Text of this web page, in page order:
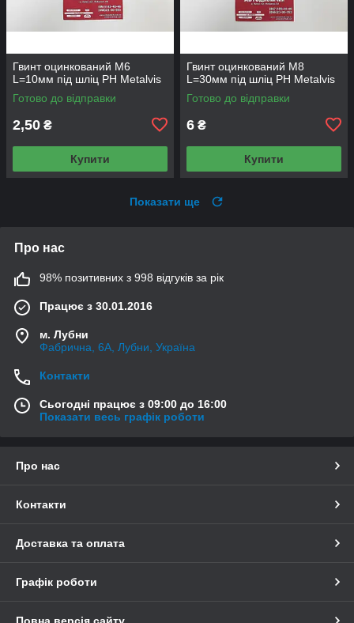
Гвинт оцинкований М6
L=10мм під шліц PH Metalvis
Готово до відправки
2,50 ₴
Купити
Гвинт оцинкований М8
L=30мм під шліц PH Metalvis
Готово до відправки
6 ₴
Купити
Показати ще
Про нас
98% позитивних з 998 відгуків за рік
Працює з 30.01.2016
м. Лубни
Фабрична, 6А, Лубни, Україна
Контакти
Сьогодні працює з 09:00 до 16:00
Показати весь графік роботи
Про нас
Контакти
Доставка та оплата
Графік роботи